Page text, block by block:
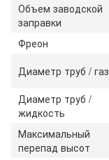
Объем заводской
заправки
Фреон
Диаметр труб / газ
Диаметр труб /
жидкость
Максимальный
перепад высот